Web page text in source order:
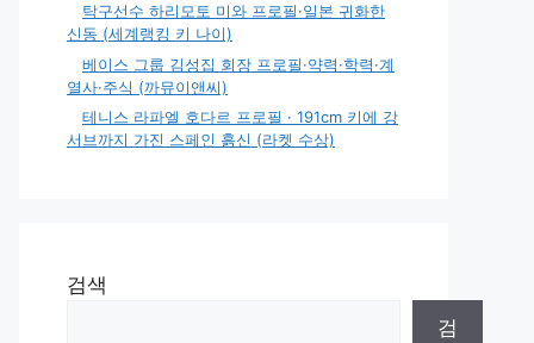
탁구선수 하리모토 미와 프로필·일본 귀화한
신동 (세계랭킹 키 나이)
베이스 그룹 김성집 회장 프로필·약력·학력·계
열사·주식 (까뮤이앤씨)
테니스 라파엘 호다르 프로필 · 191cm 키에 강
서브까지 가진 스페인 흙신 (라켓 수상)
검색
검